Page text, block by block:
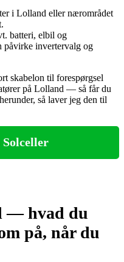
i Lolland eller nærområdet
batteri, elbil og
invertervalg og
skabelon til forespørgsel
på Lolland — så får du
så laver jeg den til
— hvad du
på, når du